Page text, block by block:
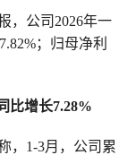
，公司2026年一
；归母净利
比增长7.28%
，1-3月，公司累